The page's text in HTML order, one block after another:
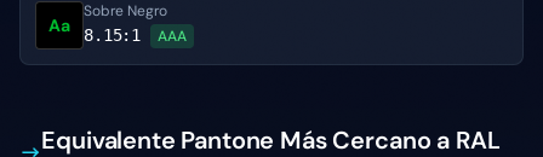
Aa
Sobre Negro
8.15:1 AAA
Equivalente Pantone Más Cercano a RAL